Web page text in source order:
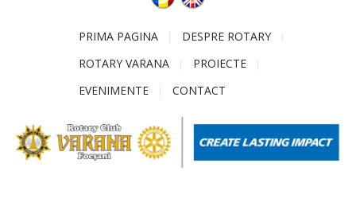
PRIMA PAGINA
DESPRE ROTARY
ROTARY VARANA
PROIECTE
EVENIMENTE
CONTACT